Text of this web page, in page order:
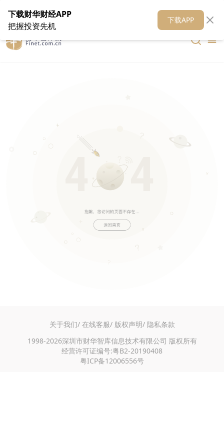
在线客服 关于我们 财华媒体矩阵 财华智库
关于我们/ 在线客服/ 版权声明/ 隐私条款
1998-2026深圳市财华智库信息技术有限公司 版权所有
经营许可证编号:粤B2-20190408
粤ICP备12006556号
下载财华财经APP
把握投资先机
下载APP